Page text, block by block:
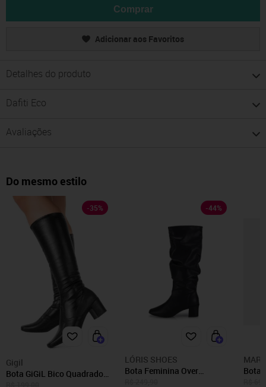
Comprar
Adicionar aos Favoritos
Detalhes do produto
Dafiti Eco
Avaliações
Do mesmo estilo
-35%
Gigil
Bota GiGiL Bico Quadrado
-44%
LÓRIS SHOES
Bota Feminina Over
Bota